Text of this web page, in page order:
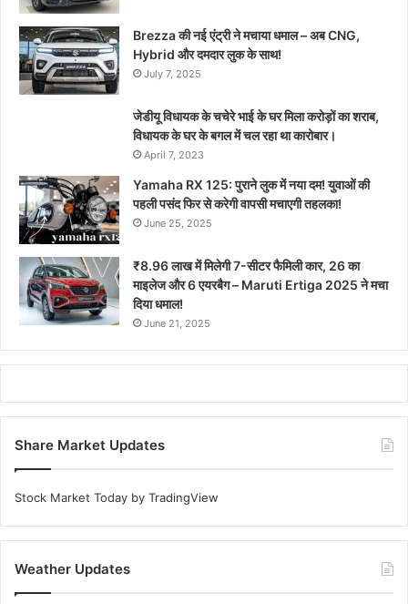
Brezza की नई एंट्री ने मचाया धमाल – अब CNG,
Hybrid और दमदार लुक के साथ!
July 7, 2025
जेडीयू विधायक के चचेरे भाई के घर मिला करोड़ों का शराब,
विधायक के घर के बगल में चल रहा था कारोबार।
April 7, 2023
Yamaha RX 125: पुराने लुक में नया दम! युवाओं की
पहली पसंद फिर से करेगी वापसी मचाएगी तहलका!
June 25, 2025
₹8.96 लाख में मिलेगी 7-सीटर फैमिली कार, 26 का
माइलेज और 6 एयरबैग – Maruti Ertiga 2025 ने मचा
दिया धमाल!
June 21, 2025
Share Market Updates
Stock Market Today by TradingView
Weather Updates